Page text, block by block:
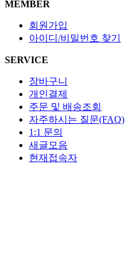
MEMBER
회원가입
아이디/비밀번호 찾기
SERVICE
장바구니
개인결제
주문 및 배송조회
자주하시는 질문(FAQ)
1:1 문의
새글모음
현재접속자